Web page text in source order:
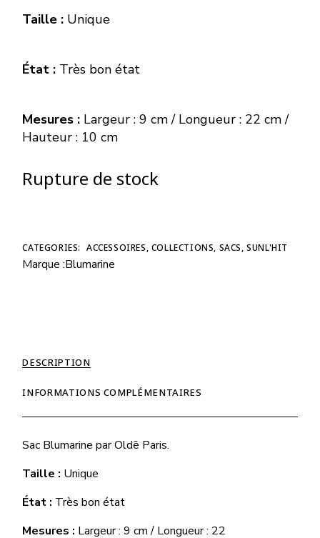
Taille : Unique
État : Très bon état
Mesures : Largeur : 9 cm / Longueur : 22 cm /
Hauteur : 10 cm
Rupture de stock
CATEGORIES: ACCESSOIRES, COLLECTIONS, SACS,SUNL'HIT
Marque :Blumarine
DESCRIPTION
INFORMATIONS COMPLÉMENTAIRES
Sac Blumarine parOldē Paris.
Taille : Unique
État : Très bon état
Mesures : Largeur : 9 cm / Longueur : 22